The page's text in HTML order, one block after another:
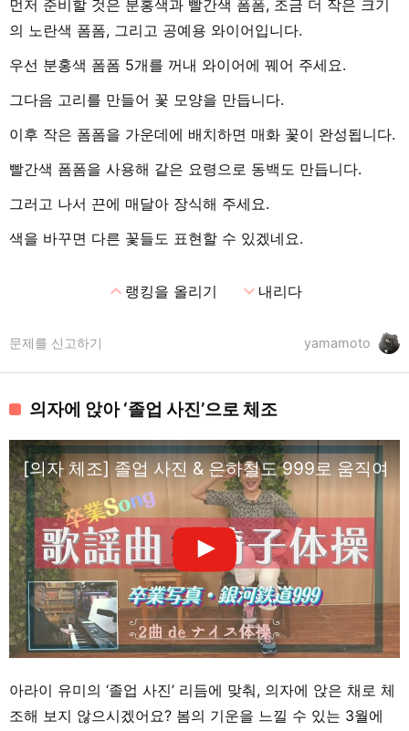
먼저 준비할 것은 분홍색과 빨간색 폼폼, 조금 더 작은 크기
의 노란색 폼폼, 그리고 공예용 와이어입니다.
우선 분홍색 폼폼 5개를 꺼내 와이어에 꿰어 주세요.
그다음 고리를 만들어 꽃 모양을 만듭니다.
이후 작은 폼폼을 가운데에 배치하면 매화 꽃이 완성됩니다.
빨간색 폼폼을 사용해 같은 요령으로 동백도 만듭니다.
그러고 나서 끈에 매달아 장식해 주세요.
색을 바꾸면 다른 꽃들도 표현할 수 있겠네요.
expand_less랭킹을 올리기 expand_more내리다
yamamoto
문제를 신고하기
의자에 앉아 ‘졸업 사진’으로 체조
[의자 체조] 졸업 사진 & 은하철도 999로 움직여
아라이 유미의 ‘졸업 사진’ 리듬에 맞춰, 의자에 앉은 채로 체
조해 보지 않으시겠어요? 봄의 기운을 느낄 수 있는 3월에